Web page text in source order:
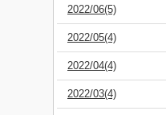
2022/06(5)
2022/05(4)
2022/04(4)
2022/03(4)